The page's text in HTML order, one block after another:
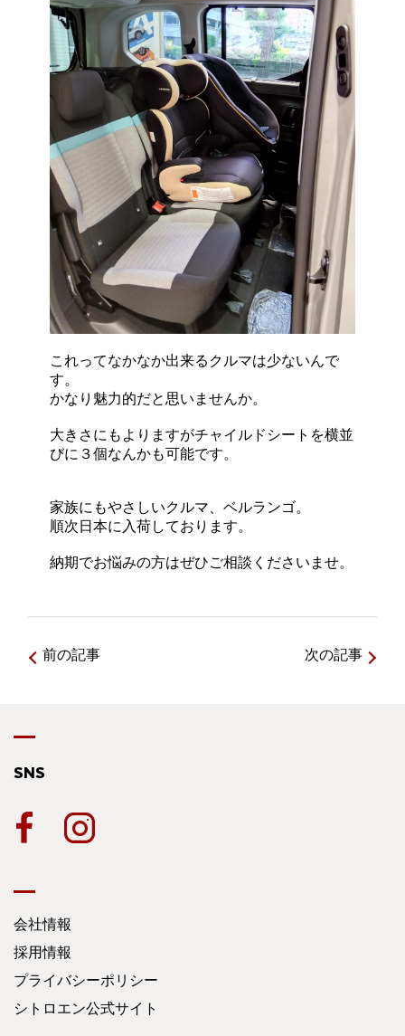
これってなかなか出来るクルマは少ないんで
す。
かなり魅力的だと思いませんか。
大きさにもよりますがチャイルドシートを横並
びに３個なんかも可能です。
家族にもやさしいクルマ、ベルランゴ。
順次日本に入荷しております。
納期でお悩みの方はぜひご相談くださいませ。
前の記事 次の記事
SNS
会社情報
採用情報
プライバシーポリシー
シトロエン公式サイト